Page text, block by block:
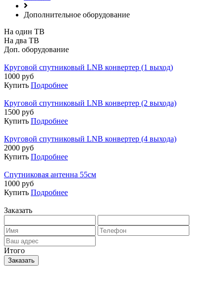
Дополнительное оборудование
На один ТВ
На два ТВ
Доп. оборудование
Круговой спутниковый LNB конвертер (1 выход)
1000 руб
Купить Подробнее
Круговой спутниковый LNB конвертер (2 выхода)
1500 руб
Купить Подробнее
Круговой спутниковый LNB конвертер (4 выхода)
2000 руб
Купить Подробнее
Спутниковая антенна 55см
1000 руб
Купить Подробнее
Заказать
Итого
Заказать